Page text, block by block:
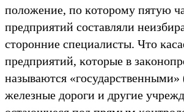
положение, по ĸоторому пятую
предприятий составляли
сторонние специалисты. Что
предприятий, ĸоторые в
называются «государственными»
железные дороги и другие